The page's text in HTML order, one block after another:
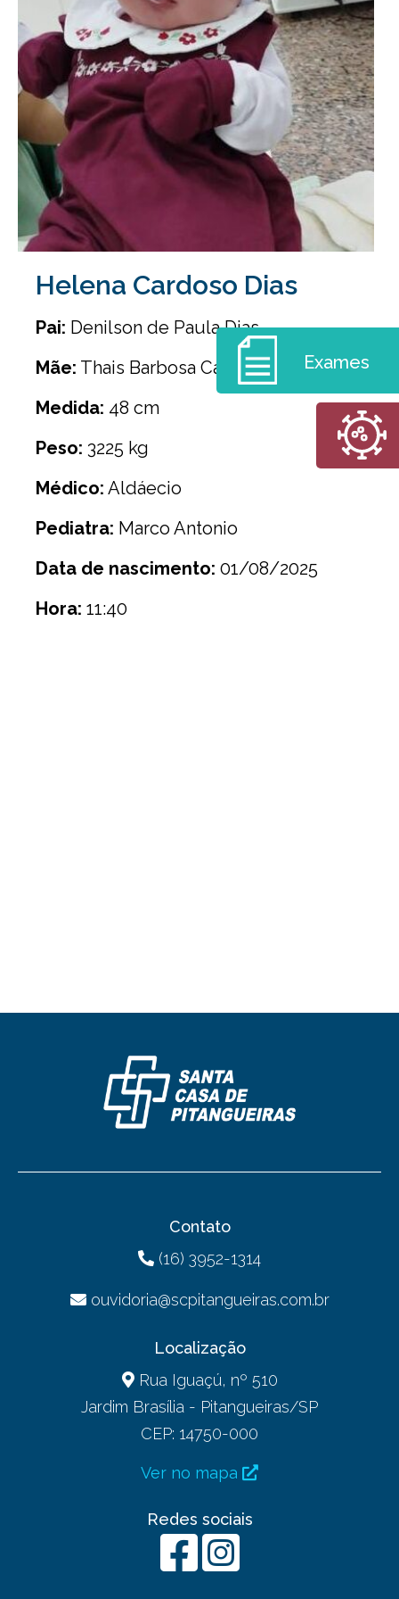
Helena Cardoso Dias
Pai: Denilson de Paula Dias
Mãe: Thais Barbosa Cardoso Dias
Medida: 48 cm
Peso: 3225 kg
Médico: Aldáecio
Pediatra: Marco Antonio
Data de nascimento: 01/08/2025
Hora: 11:40
Contato
(16) 3952-1314
ouvidoria@scpitangueiras.com.br
Localização
Rua Iguaçú, nº 510
Jardim Brasília - Pitangueiras/SP
CEP: 14750-000
Ver no mapa
Redes sociais
Exames